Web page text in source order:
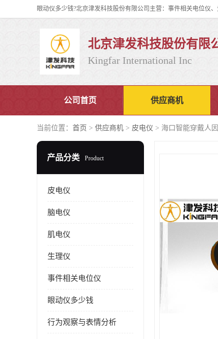
北京津发科技股份有限
Kingfar International Inc
公司首页 供应商机
当前位置： 首页 > 供应商机 > 皮电仪 > 海口智能穿戴人
产品分类 Product
皮电仪
脑电仪
肌电仪
生理仪
事件相关电位仪
眼动仪多少钱
行为观察与表情分析